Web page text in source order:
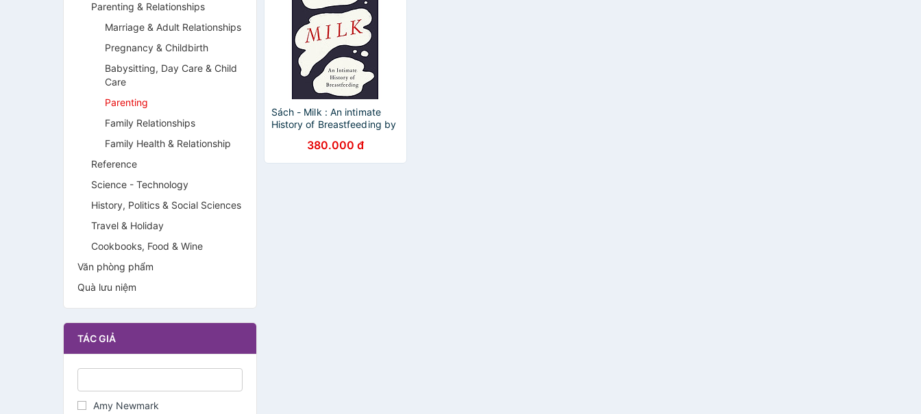
Parenting & Relationships
Marriage & Adult Relationships
Pregnancy & Childbirth
Babysitting, Day Care & Child
Care
Parenting
Family Relationships
Family Health & Relationship
Reference
Science - Technology
History, Politics & Social Sciences
Travel & Holiday
Cookbooks, Food & Wine
Văn phòng phẩm
Quà lưu niệm
TÁC GIẢ
Amy Newmark
Sách - Milk : An intimate
History of Breastfeeding by
Nonfiction /Parenting/
History in English
380.000 đ